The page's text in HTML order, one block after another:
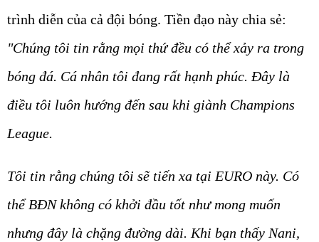
trình diễn của cả đội bóng. Tiền đạo này chia sẻ:
"Chúng tôi tin rằng mọi thứ đều có thể xảy ra trong
bóng đá. Cá nhân tôi đang rất hạnh phúc. Đây là
điều tôi luôn hướng đến sau khi giành Champions
League.
Tôi tin rằng chúng tôi sẽ tiến xa tại EURO này. Có
thể BĐN không có khởi đầu tốt như mong muốn
nhưng đây là chặng đường dài. Khi bạn thấy Nani,